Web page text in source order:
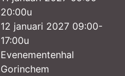
20:00u
12 januari 2027 09:00-
17:00u
Evenementenhal
Gorinchem